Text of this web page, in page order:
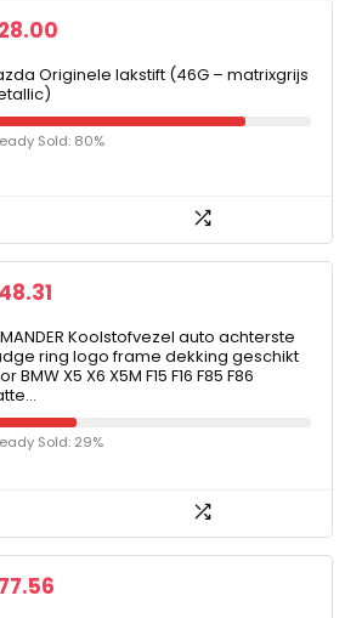
28.00
Originele lakstift (46G – matrixgrijs
Sold: 80%
48.31
Koolstofvezel auto achterste
ring logo frame dekking geschikt
BMW X5 X6 X5M F15 F16 F85 F86
Sold: 29%
77.56